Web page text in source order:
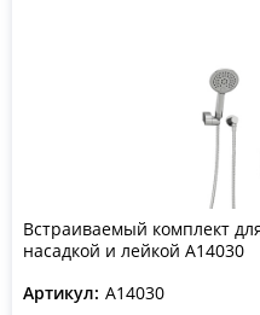
Встраиваемый комплект
насадкой и лейкой A14030
Артикул: A14030